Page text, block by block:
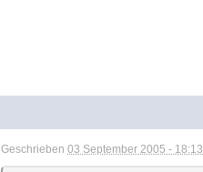
Geschrieben03 September 2005 - 18:13